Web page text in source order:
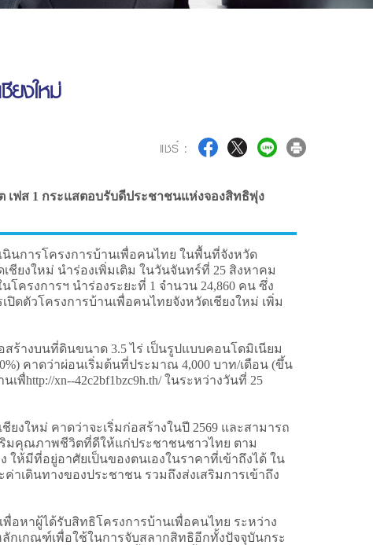
ยงใหม่
แชร์ :
ต เฟส 1 กระแสตอบรับดีประชาชนแห่งจองสิทธิพุ่ง
นินการโครงการบ้านเพื่อคนไทย ในพื้นที่จังหวัด
ชียงใหม่ นำร่องเพิ่มเติม ในวันจันทร์ที่ 25 สิงหาคม
โครงการฯ นำร่องระยะที่ 1 จำนวน 24,860 คน ซึ่ง
ดตัวโครงการบ้านเพื่อคนไทยจังหวัดเชียงใหม่ เพิ่ม
ร้างบนที่ดินขนาด 3.5 ไร่ เป็นรูปแบบคอนโดมิเนียม
คาดว่าผ่อนเริ่มต้นที่ประมาณ 4,000 บาท/เดือน (ขึ้น
xn--42c2bf1bzc9h.th/ ในระหว่างวันที่ 25
งใหม่ คาดว่าจะเริ่มก่อสร้างในปี 2569 และสามารถ
ริมคุณภาพชีวิตที่ดีให้แก่ประชาชนชาวไทย ตาม
ให้มีที่อยู่อาศัยเป็นของตนเองในราคาที่เข้าถึงได้ ใน
เดินทางของประชาชน รวมถึงส่งเสริมการเข้าถึง
หาผู้ได้รับสิทธิโครงการบ้านเพื่อคนไทย ระหว่าง
กเกณฑ์เพื่อใช้ในการจับสลากสิทธิอีกทั้งปัจจุบันกระ